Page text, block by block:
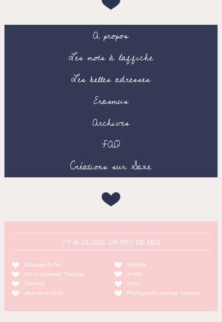
A propos
Les mots à l’affiche
Les belles adresses
Erasmus
Archives
FAQ
Créations sur Saxe
J'Y AI GLISSÉ UN PEU DE MOI
Massage Auriol
Home organiser Toulouse
Florence
Journal de Saxe
Godiche
Amélie
Anne
Photographe mariage Toulouse